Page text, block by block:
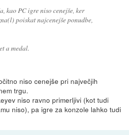
kao PC igre niso cenejše, ker
poiskat najcenejše ponudbe,
a medal.
niso cenejše pri največjih
trgu.
niso ravno primerljivi (kot tudi
niso), pa igre za konzole lahko tudi